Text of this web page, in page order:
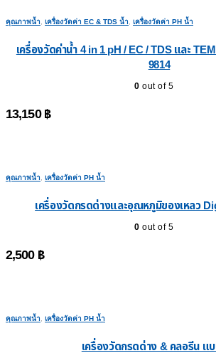
คุณภาพน้ำ เครื่องวัดค่า EC & TDS น้ำ เครื่องวัดค่า PH น้ำ
เครื่องวัดค่าน้ำ 4 in 1 pH / EC / TDS และ
9814
0 out of 5
13,150฿
คุณภาพน้ำ เครื่องวัดค่า PH น้ำ
เครื่องวัดกรดด่างและอุณหภูมิของเหลว
0 out of 5
2,500฿
คุณภาพน้ำ เครื่องวัดค่า PH น้ำ
เครื่องวัดกรดด่าง & คลอรีน แ